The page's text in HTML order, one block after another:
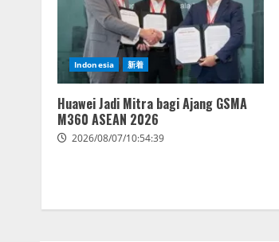
Indonesia 新着
Huawei Jadi Mitra bagi Ajang GSMA
M360 ASEAN 2026
2026/08/07/10:54:39